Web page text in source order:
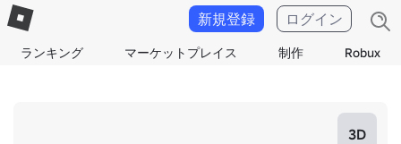
ランキング マーケットプレイス 制作 Robux
新規登録 ログイン
3D